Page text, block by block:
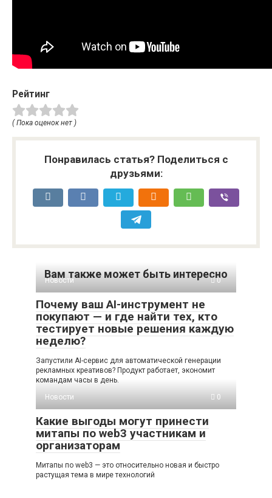
Рейтинг
( Пока оценок нет )
Понравилась статья? Поделиться с
друзьями:
Вам также может быть интересно
Новости 0
Почему ваш AI-инструмент не
покупают — и где найти тех, кто
тестирует новые решения каждую
неделю?
Запустили AI-сервис для автоматической генерации
рекламных креативов? Продукт работает, экономит
командам часы в день.
Новости
0
Какие выгоды могут принести
митапы по web3 участникам и
организаторам
Митапы по web3 — это относительно новая и быстро
растущая тема в мире технологий